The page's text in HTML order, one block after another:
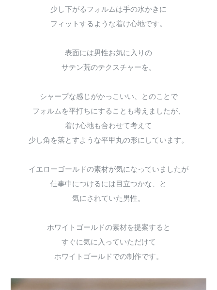
少し下がるフォルムは手の水かきに
フィットするような着け心地です。
表面には男性お気に入りの
サテン荒のテクスチャーを。
シャープな感じがかっこいい、とのことで
フォルムを平打ちにすることも考えましたが、
着け心地も合わせて考えて
少し角を落とすような平甲丸の形にしています。
イエローゴールドの素材が気になっていましたが
仕事中につけるには目立つかな、と
気にされていた男性。
ホワイトゴールドの素材を提案すると
すぐに気に入っていただけて
ホワイトゴールドでの制作です。